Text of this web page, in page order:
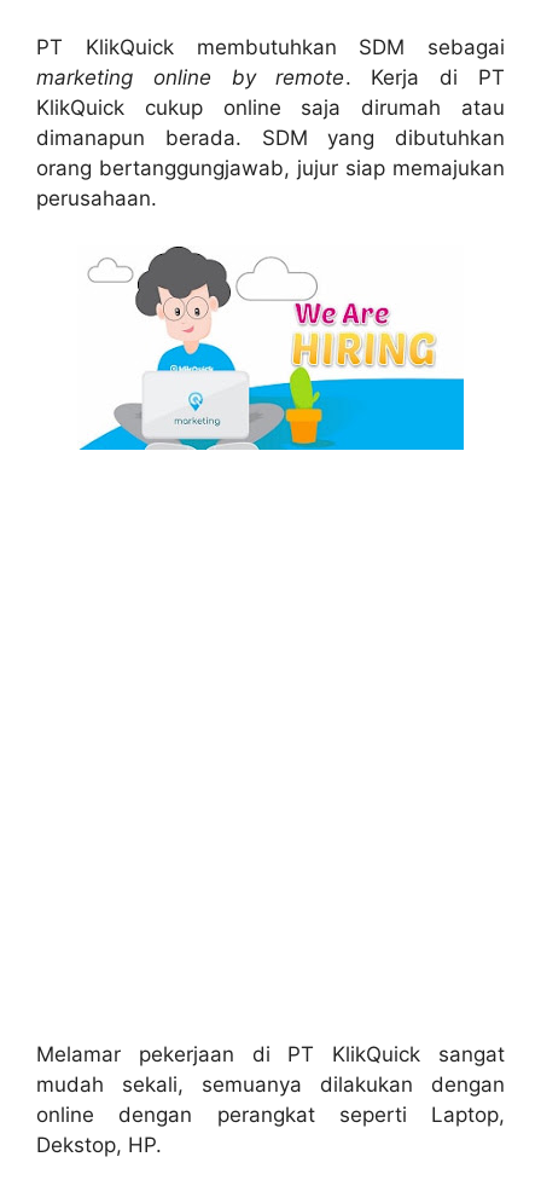
PT KlikQuick membutuhkan SDM sebagai
marketing online by remote. Kerja di PT
KlikQuick cukup online saja dirumah atau
dimanapun berada. SDM yang dibutuhkan
orang bertanggungjawab, jujur siap memajukan
perusahaan.
Melamar pekerjaan di PT KlikQuick sangat
mudah sekali, semuanya dilakukan dengan
online dengan perangkat seperti Laptop,
Dekstop, HP.